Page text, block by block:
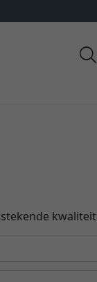
kwaliteit